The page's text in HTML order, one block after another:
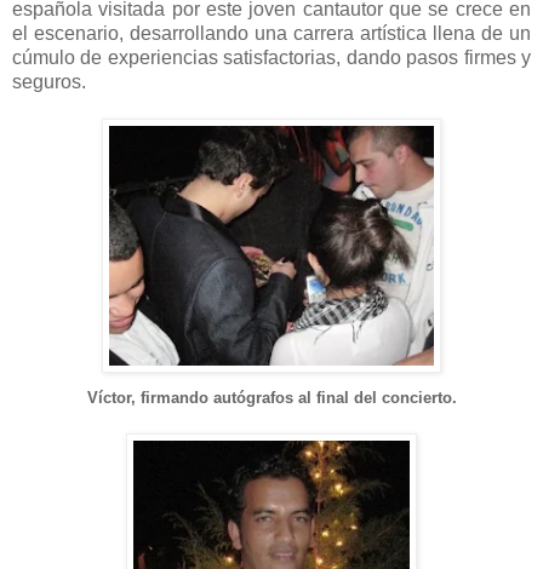
española visitada por este joven cantautor que se crece en
el escenario, desarrollando una carrera artística llena de un
cúmulo de experiencias satisfactorias, dando pasos firmes y
seguros.
Víctor, firmando autógrafos al final del concierto.